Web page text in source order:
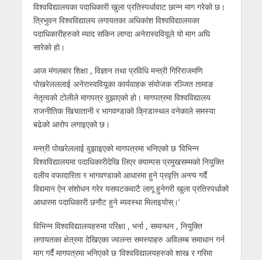
विश्वविद्यालयका पदाधिकारी खुला प्रतिस्पर्धावाट छान्न माग गरेको छ।
त्रिभुवन विश्वविद्यालय लगायतका अधिकांश विश्वविद्यालयका
पदाधिकारीहरुको म्याद सकिन लाग्दा अनेरास्ववियूले यो माग अघि
सारेको हो।
आज मंगलबार शिक्षा , विज्ञान तथा प्रविधि मन्त्री गिरिराजमणि
पोखरेलललाई अनेरास्ववियूका कार्यवाहक संयोजक रञ्जित तामाङ
नेतृत्वको टोलीले मागपत्र वुझाएको हो। मागपत्रमा विश्वविद्यालय
राजनीतिक खिचातानी र भागवण्डाको क्रिडास्थल वनेकाले समस्या
बढेको आरोप लगाइएको छ।
मन्त्री पोखरेललाई वुझाइएको मागपत्रमा भनिएको छ ‘विभिन्न
विश्वविद्यालयमा पदाधिकारीदेखि लिएर क्याम्पस प्रमुखसम्मको नियुक्ति
दलीय वफादारिता र भागवण्डाको आधारमा हुने प्रवृत्ति अन्त्य गर्द‌ै
विद्यमान ऐन संशोधन गरेर यसपटकवाटै लागू हुनेगरी खुला प्रतिस्पर्धाको
आधारमा पदाधिकारी छनौट हुने ब्यवस्था मिलाइयोस्।’
विभिन्न विश्वविद्यालयहरुमा परिक्षा , भर्ना , सम्वन्धन , नियुक्ति
लगायतका क्षेत्रमा देखिएका ज्वलन्त समस्याहरु अविलम्ब समाधान गर्न
माग गर्दै मागपत्रमा भनिएको छ ‘विश्वविद्यालयहरुको शाख र गरिमा